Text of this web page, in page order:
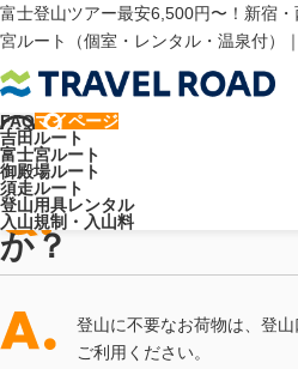
富士登山ツアー最安6,500円〜！新宿
宮ルート（個室・レンタル・温泉付）
FAQマイページ
吉田ルート
富士宮ルート
御殿場ルート
須走ルート
登山用具レンタル
入山規制・入山料
荷物を預けられる場所はありますか？
荷物を預けられる
か？
登山に不要なお荷物は、登
ご利用ください。